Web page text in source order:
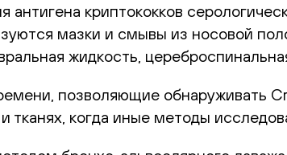
криптококков
мазки и смывы из носовой
жидкость,
позволяющие обнаруживать
когда иные методы